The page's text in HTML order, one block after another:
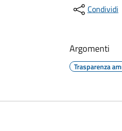
Condividi
Argomenti
Trasparenza